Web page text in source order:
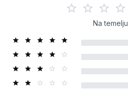
Na temelju